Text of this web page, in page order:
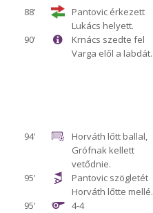
88'
Pantovic érkezett
Lukács helyett.
90'
Krnács szedte fel
Varga elől a labdát.
94'
Horváth lőtt ballal,
Grófnak kellett
vetődnie.
95'
Pantovic szögletét
Horváth lőtte mellé.
95'
4-4